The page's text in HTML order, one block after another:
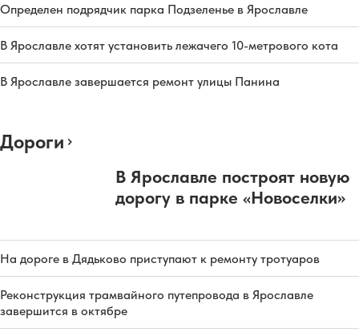
Определен подрядчик парка Подзеленье в Ярославле
В Ярославле хотят установить лежачего 10-метрового кота
В Ярославле завершается ремонт улицы Панина
Дороги
В Ярославле построят новую
дорогу в парке «Новоселки»
На дороге в Дядьково приступают к ремонту тротуаров
Реконструкция трамвайного путепровода в Ярославле
завершится в октябре